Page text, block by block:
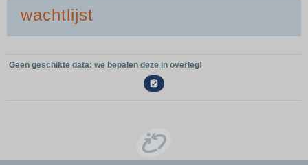
wachtlijst
Geen geschikte data: we bepalen deze in overleg!
